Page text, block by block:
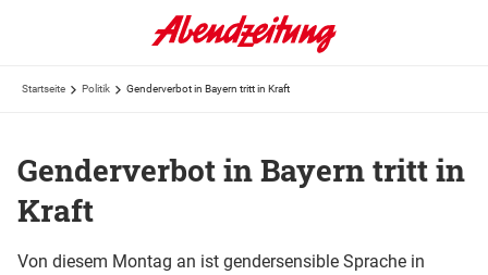
Startseite Politik Genderverbot in Bayern tritt in Kraft
Genderverbot in Bayern tritt in
Kraft
Von diesem Montag an ist gendersensible Sprache in